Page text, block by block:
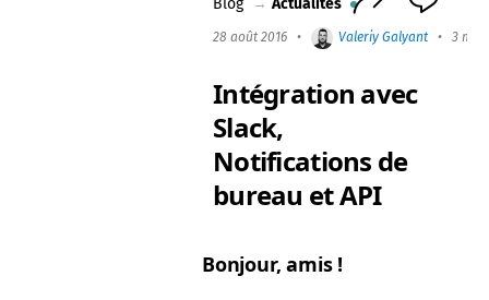
Blog → Actualités
28 août 2016 • Valeriy Galyant • 3 min
Intégration avec
Slack,
Notifications de
bureau et API
Bon­jour, amis !